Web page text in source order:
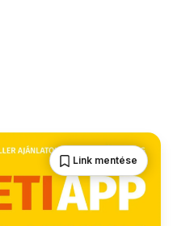
Link mentése